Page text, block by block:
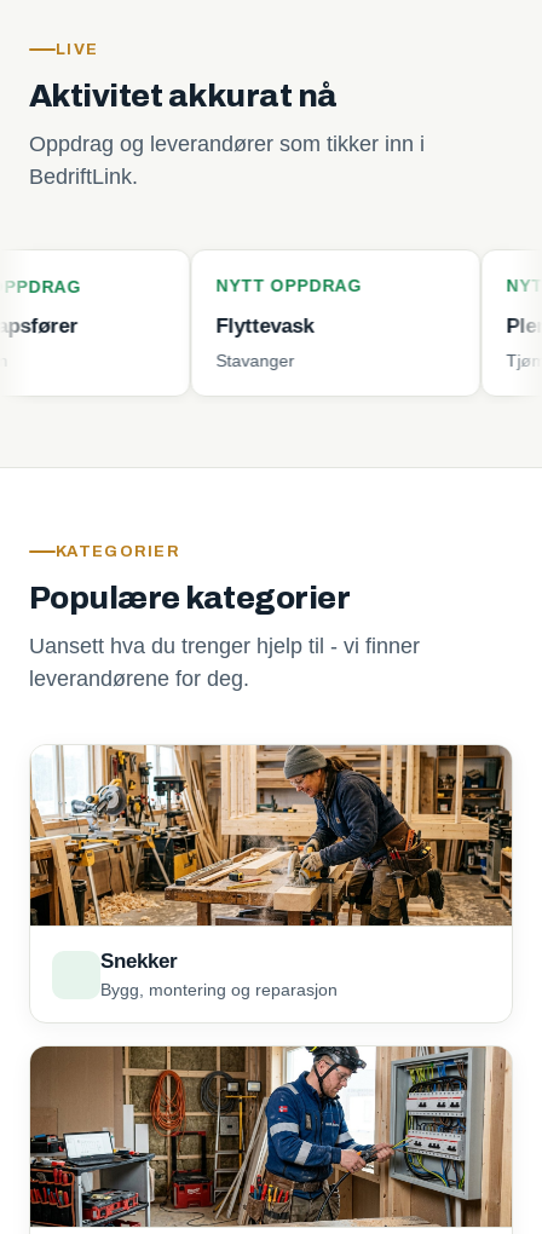
LIVE
Aktivitet akkurat nå
Oppdrag og leverandører som tikker inn i
BedriftLink.
NYTT OPPDRAG
Flyttevask
NYTT
KATEGORIER
Populære kategorier
Uansett hva du trenger hjelp til - vi finner
leverandørene for deg.
Snekker
Bygg, montering og reparasjon